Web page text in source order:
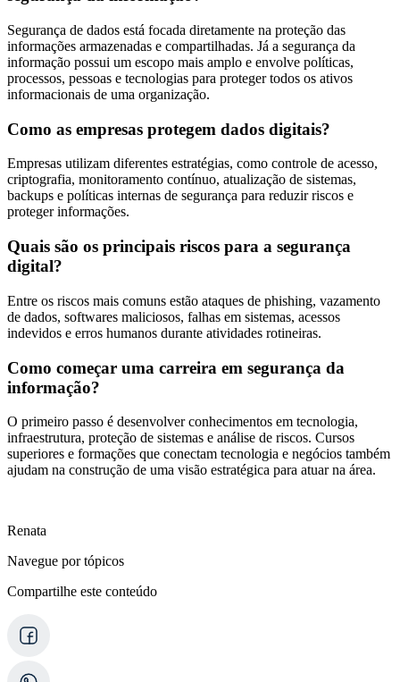
Segurança de dados está focada diretamente na proteção das
informações armazenadas e compartilhadas. Já a segurança da
informação possui um escopo mais amplo e envolve políticas,
processos, pessoas e tecnologias para proteger todos os ativos
informacionais de uma organização.
Como as empresas protegem dados digitais?
Empresas utilizam diferentes estratégias, como controle de acesso,
criptografia, monitoramento contínuo, atualização de sistemas,
backups e políticas internas de segurança para reduzir riscos e
proteger informações.
Quais são os principais riscos para a segurança
digital?
Entre os riscos mais comuns estão ataques de phishing, vazamento
de dados, softwares maliciosos, falhas em sistemas, acessos
indevidos e erros humanos durante atividades rotineiras.
Como começar uma carreira em segurança da
informação?
O primeiro passo é desenvolver conhecimentos em tecnologia,
infraestrutura, proteção de sistemas e análise de riscos. Cursos
superiores e formações que conectam tecnologia e negócios também
ajudam na construção de uma visão estratégica para atuar na área.
Renata
Navegue por tópicos
Compartilhe este conteúdo